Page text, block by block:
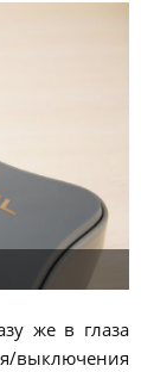
же в глаза
выключения